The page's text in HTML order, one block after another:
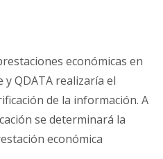
económicas en
QDATA realizaría el
de la información. A
se determinará la
económica